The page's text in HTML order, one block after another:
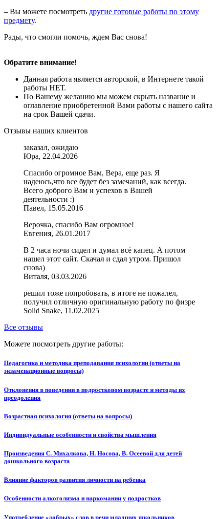
– Вы можете посмотреть другие готовые работы по этому
предмету.
Рады, что смогли помочь, ждем Вас снова!
Обратите внимание!
Данная работа является авторской, в Интернете такой
работы НЕТ.
По Вашему желанию мы можем скрыть название и
оглавление приобретенной Вами работы с нашего сайта
на срок Вашей сдачи.
Отзывы наших клиентов
заказал, ожидаю
Юра, 22.04.2026
Спасибо огромное Вам, Вера, еще раз. Я
надеюсь,что все будет без замечаний, как всегда.
Всего доброго Вам и успехов в Вашей
деятельности :)
Павел, 15.05.2016
Верочка, спасибо Вам огромное!
Евгения, 26.01.2017
В 2 часа ночи сидел и думал всё капец. А потом
нашел этот сайт. Скачал и сдал утром. Пришол
снова)
Виталя, 03.03.2026
решил тоже попробовать, в итоге не пожалел,
получил отличную оригинальную работу по физре
Solid Snake, 11.02.2025
Все отзывы
Можете посмотреть другие работы:
Педагогика и методика преподавания психологии (ответы на
экзаменационные вопросы)
Отклонения в поведении в подростковом возрасте и методы их
преодоления
Возрастная психология (ответы на вопросы)
Индивидуальные особенности и свойства мышления
Произведения С. Михалкова, Н. Носова, В. Осеевой для детей
дошкольного возраста
Влияние факторов развития личности на ребенка
Особенности алкоголизма и наркомании у подростков
Употребление «добрых» слов в речи младших школьников